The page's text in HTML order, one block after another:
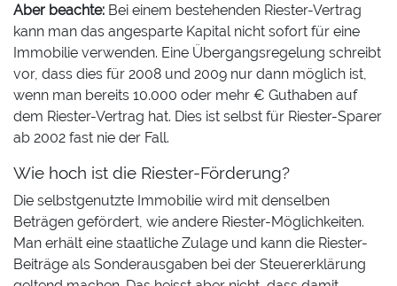
Aber beachte: Bei einem bestehenden Riester-Vertrag
kann man das angesparte Kapital nicht sofort für eine
Immobilie verwenden. Eine Übergangsregelung schreibt
vor, dass dies für 2008 und 2009 nur dann möglich ist,
wenn man bereits 10.000 oder mehr € Guthaben auf
dem Riester-Vertrag hat. Dies ist selbst für Riester-Sparer
ab 2002 fast nie der Fall.
Wie hoch ist die Riester-Förderung?
Die selbstgenutzte Immobilie wird mit denselben
Beträgen gefördert, wie andere Riester-Möglichkeiten.
Man erhält eine staatliche Zulage und kann die Riester-
Beiträge als Sonderausgaben bei der Steuererklärung